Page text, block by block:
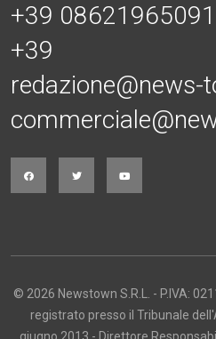
+39 08621965091
+39
redazione@news-
© 2026 Newstown S.R.L. - P.IVA:
registrato presso il Tribunale